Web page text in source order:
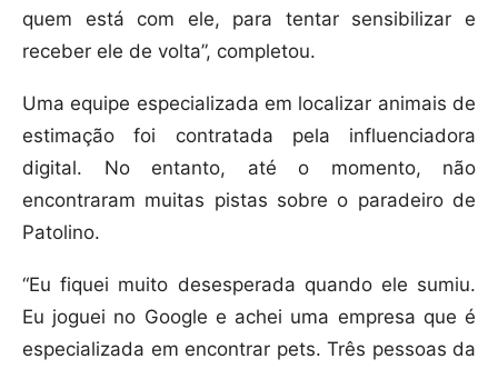
quem está com ele, para tentar sensibilizar e
receber ele de volta”, completou.
Uma equipe especializada em localizar animais de
estimação foi contratada pela influenciadora
digital. No entanto, até o momento, não
encontraram muitas pistas sobre o paradeiro de
Patolino.
“Eu fiquei muito desesperada quando ele sumiu.
Eu joguei no Google e achei uma empresa que é
especializada em encontrar pets. Três pessoas da